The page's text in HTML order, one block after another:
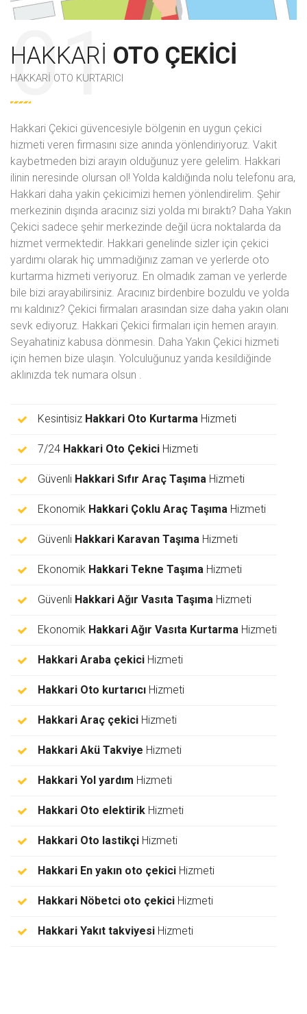
HAKKARI OTO ÇEKICI
HAKKARI OTO KURTARICI
Hakkari Çekici güvencesiyle bölgenin en uygun çekici
hizmeti veren firmasını size anında yönlendiriyoruz. Vakit
kaybetmeden bizi arayın olduğunuz yere gelelim. Hakkari
ilinin neresinde olursan ol! Yolda kaldığında nolu telefonu ara,
Hakkari daha yakin çekicimizi hemen yönlendirelim. Şehir
merkezinin dışında aracınız sizi yolda mı bıraktı? Daha Yakın
Çekici sadece şehir merkezinde değil ücra noktalarda da
hizmet vermektedir. Hakkari genelinde sizler için çekici
yardımı olarak hiç ummadığınız zaman ve yerlerde oto
kurtarma hizmeti veriyoruz. En olmadık zaman ve yerlerde
bile bizi arayabilirsiniz. Aracınız birdenbire bozuldu ve yolda
mı kaldınız? Çekici firmaları arasından size daha yakın olanı
sevk ediyoruz. Hakkari Çekici firmaları için hemen arayın.
Seyahatiniz kabusa dönmesin. Daha Yakın Çekici hizmeti
için hemen bize ulaşın. Yolculuğunuz yarıda kesildiğinde
aklınızda tek numara olsun .
Kesintisiz Hakkari Oto Kurtarma Hizmeti
7/24 Hakkari Oto Çekici Hizmeti
Güvenli Hakkari Sıfır Araç Taşıma Hizmeti
Ekonomik Hakkari Çoklu Araç Taşıma Hizmeti
Güvenli Hakkari Karavan Taşıma Hizmeti
Ekonomik Hakkari Tekne Taşıma Hizmeti
Güvenli Hakkari Ağır Vasıta Taşıma Hizmeti
Ekonomik Hakkari Ağır Vasıta Kurtarma Hizmeti
Hakkari Araba çekici Hizmeti
Hakkari Oto kurtarıcı Hizmeti
Hakkari Araç çekici Hizmeti
Hakkari Akü Takviye Hizmeti
Hakkari Yol yardım Hizmeti
Hakkari Oto elektirik Hizmeti
Hakkari Oto lastikçi Hizmeti
Hakkari En yakın oto çekici Hizmeti
Hakkari Nöbetci oto çekici Hizmeti
Hakkari Yakıt takviyesi Hizmeti